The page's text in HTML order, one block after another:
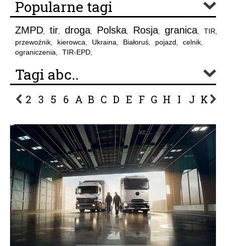
Popularne tagi
ZMPD, tir, droga, Polska, Rosja, granica, TIR,
przewoźnik, kierowca, Ukraina, Białoruś, pojazd, celnik,
ograniczenia, TIR-EPD,
Tagi abc..
2 3 5 6 A B C D E F G H I J K L